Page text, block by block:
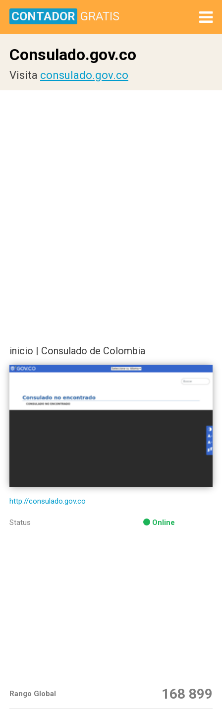
CONTADOR GRATIS
Consulado.gov.co
Visita consulado.gov.co
inicio | Consulado de Colombia
http://consulado.gov.co
Status Online
Rango Global 168 899